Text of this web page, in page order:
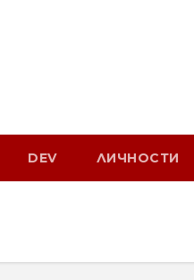
DEV ЛИЧНОСТИ